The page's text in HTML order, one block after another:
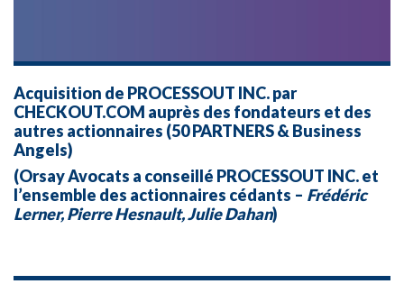
Acquisition de PROCESSOUT INC. par
CHECKOUT.COM auprès des fondateurs et des
autres actionnaires (50 PARTNERS & Business
Angels)
(Orsay Avocats a conseillé PROCESSOUT INC. et
l’ensemble des actionnaires cédants – Frédéric
Lerner, Pierre Hesnault, Julie Dahan)